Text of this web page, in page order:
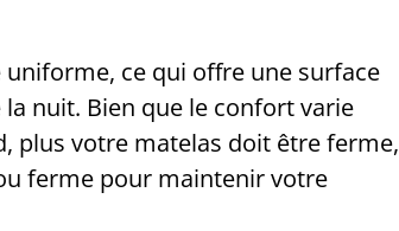
ce qui offre une surface
nuit. Bien que le confort varie
plus votre matelas doit être ferme,
ferme pour maintenir votre